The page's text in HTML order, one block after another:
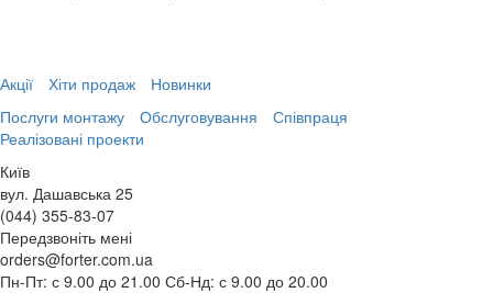
Акції Хіти продаж
Новинки
Послуги монтажу
Обслуговування
Співпраця
Реалізовані проекти
Київ
вул. Дашавська 25
(044) 355-83-07
Передзвоніть мені
orders@forter.com.ua
Пн-Пт: с 9.00 до 21.00 Сб-Нд: с 9.00 до 20.00